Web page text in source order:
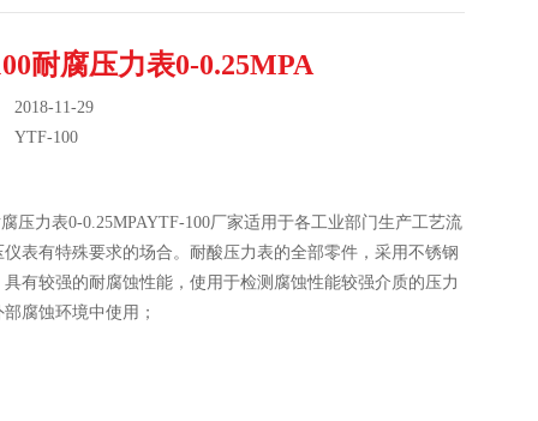
耐腐压力表0-0.25MPA
2018-11-29
YTF-100
压力表0-0.25MPAYTF-100厂家适用于各工业部门生产工艺流
仪表有特殊要求的场合。耐酸压力表的全部零件，采用不锈钢
具有较强的耐腐蚀性能，使用于检测腐蚀性能较强介质的压力
腐蚀环境中使用；